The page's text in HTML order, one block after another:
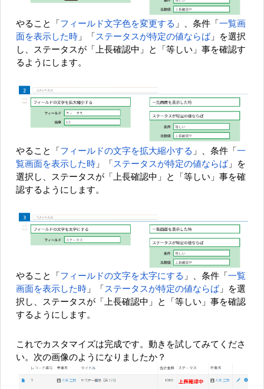
やること「 フィールド文字色を変更する 」、条件「 一覧画
面を表示した時 」「 ステータスが特定の値ならば」を選択
し、ステータスが「上長確認中」と「等しい」事を確認す
るようにします。
やること「 フィールドの文字を拡大縮小する 」、条件「 一
覧画面を表示した時 」「 ステータスが特定の値ならば」を
選択し、ステータスが「上長確認中」と「等しい」事を確
認するようにします。
やること「 フィールドの文字を太字にする 」、条件「 一覧
画面を表示した時 」「 ステータスが特定の値ならば」を選
択し、ステータスが「上長確認中」と「等しい」事を確認
するようにします。
これでカスタマイズは完成です。動きを試してみてくださ
い。次の画像のようになりましたか？